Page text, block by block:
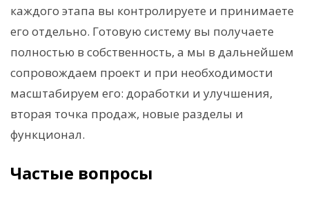
каждого этапа вы контролируете и принимаете
его отдельно. Готовую систему вы получаете
полностью в собственность, а мы в дальнейшем
сопровождаем проект и при необходимости
масштабируем его: доработки и улучшения,
вторая точка продаж, новые разделы и
функционал.
Частые вопросы